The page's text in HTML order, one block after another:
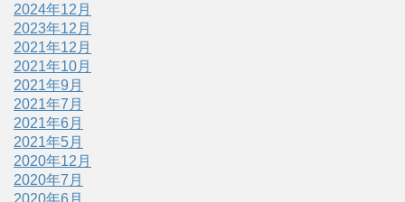
2024年12月
2023年12月
2021年12月
2021年10月
2021年9月
2021年7月
2021年6月
2021年5月
2020年12月
2020年7月
2020年6月